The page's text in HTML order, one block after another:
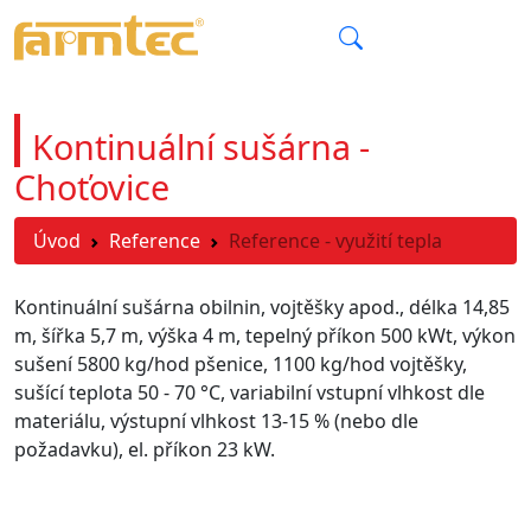
Kontinuální sušárna -
Choťovice
Úvod Reference Reference - využití tepla
Kontinuální sušárna obilnin, vojtěšky apod., délka 14,85
m, šířka 5,7 m, výška 4 m, tepelný příkon 500 kWt, výkon
sušení 5800 kg/hod pšenice, 1100 kg/hod vojtěšky,
sušící teplota 50 - 70 °C, variabilní vstupní vlhkost dle
materiálu, výstupní vlhkost 13-15 % (nebo dle
požadavku), el. příkon 23 kW.